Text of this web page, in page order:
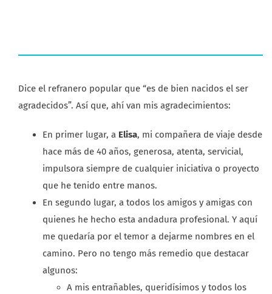
Dice el refranero popular que “es de bien nacidos el ser
agradecidos”. Así que, ahí van mis agradecimientos:
En primer lugar, a Elisa, mi compañera de viaje desde
hace más de 40 años, generosa, atenta, servicial,
impulsora siempre de cualquier iniciativa o proyecto
que he tenido entre manos.
En segundo lugar, a todos los amigos y amigas con
quienes he hecho esta andadura profesional. Y aquí
me quedaría por el temor a dejarme nombres en el
camino. Pero no tengo más remedio que destacar
algunos:
A mis entrañables, queridísimos y todos los